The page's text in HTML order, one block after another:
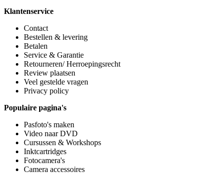
Klantenservice
Contact
Bestellen & levering
Betalen
Service & Garantie
Retourneren/ Herroepingsrecht
Review plaatsen
Veel gestelde vragen
Privacy policy
Populaire pagina's
Pasfoto's maken
Video naar DVD
Cursussen & Workshops
Inktcartridges
Fotocamera's
Camera accessoires